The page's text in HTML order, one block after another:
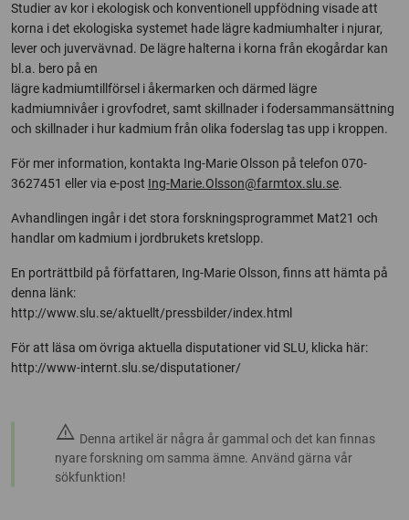
Studier av kor i ekologisk och konventionell uppfödning visade att
korna i det ekologiska systemet hade lägre kadmiumhalter i njurar,
lever och juvervävnad. De lägre halterna i korna från ekogårdar kan
bl.a. bero på en
lägre kadmiumtillförsel i åkermarken och därmed lägre
kadmiumnivåer i grovfodret, samt skillnader i fodersammansättning
och skillnader i hur kadmium från olika foderslag tas upp i kroppen.
För mer information, kontakta Ing-Marie Olsson på telefon 070-
3627451 eller via e-post Ing-Marie.Olsson@farmtox.slu.se.
Avhandlingen ingår i det stora forskningsprogrammet Mat21 och
handlar om kadmium i jordbrukets kretslopp.
En porträttbild på författaren, Ing-Marie Olsson, finns att hämta på
denna länk:
http://www.slu.se/aktuellt/pressbilder/index.html
För att läsa om övriga aktuella disputationer vid SLU, klicka här:
http://www-internt.slu.se/disputationer/
warning Denna artikel är några år gammal och det kan finnas
nyare forskning om samma ämne. Använd gärna vår
sökfunktion!